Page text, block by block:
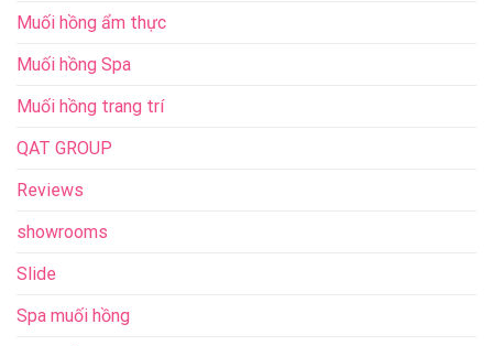
Muối hồng ẩm thực
Muối hồng Spa
Muối hồng trang trí
QAT GROUP
Reviews
showrooms
Slide
Spa muối hồng